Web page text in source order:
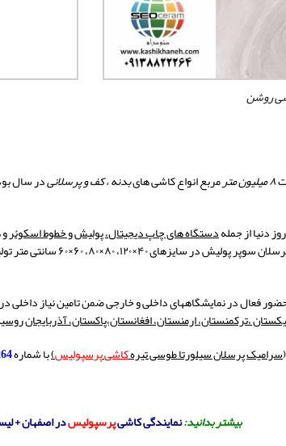
روشن
۸ میلیون متر مربع انواع کاشی هایبدنه ، کف و پرسلانیدر سال
دنیا از جملهدستگاه های چاپ دیجیتال، پولیش و خطوط اسکوئر
فعال در نمایشگاههای داخلی و خارجی ضمن تامین نیاز داخلی
،ترکمنستان، ارمنستان، افغانستان،پاکستان، آذربایجان
سرامیک پرسلان سیلورتا طوسی تیرهکاشیپرسپولیس)با شماره
بیشتر بدانید:نمایندگی کاشیپرسپولیسدر اصفهان +